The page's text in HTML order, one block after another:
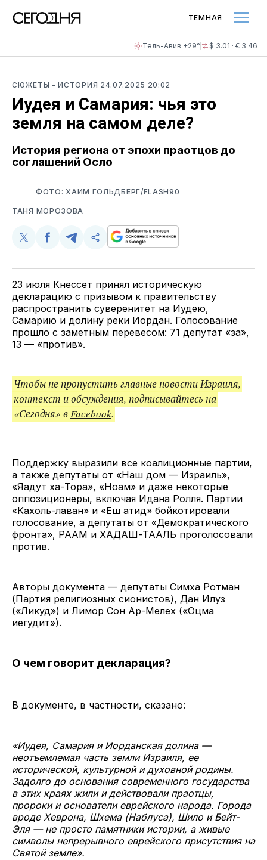
Тель-Авив +29° $ 3.01 · € 3.46
ТЕМНАЯ
СЮЖЕТЫ - ИСТОРИЯ 24.07.2025 20:02
Иудея и Самария: чья это
земля на самом деле?
История региона от эпохи праотцов до
соглашений Осло
ФОТО: ХАИМ ГОЛЬДБЕРГ/FLASH90
ТАНЯ МОРОЗОВА
Поделиться
Twitter
Поделиться
Facebook
Поделиться
Telegram
Скопируйте
поделитесь
23 июля Кнессет принял историческую
декларацию с призывом к правительству
распространить суверенитет на Иудею,
Самарию и долину реки Иордан. Голосование
прошло с заметным перевесом: 71 депутат «за»,
13 — «против».
Чтобы не пропустить главные новости Израиля,
контекст и обсуждения, подписывайтесь на
«Сегодня» вFacebook.
Поддержку выразили все коалиционные партии,
а также депутаты от «Наш дом — Израиль»,
«Яадут ха-Тора», «Ноам» и даже некоторые
оппозиционеры, включая Идана Ролля. Партии
«Кахоль-лаван» и «Еш атид» бойкотировали
голосование, а депутаты от «Демократического
фронта», РААМ и ХАДАШ-ТААЛЬ проголосовали
против.
Авторы документа — депутаты Симха Ротман
(Партия религиозных сионистов), Дан Илуз
(«Ликуд») и Лимор Сон Ар-Мелех («Оцма
иегудит»).
О чем говорит декларация?
В документе, в частности, сказано:
«Иудея, Самария и Иорданская долина —
неотъемлемая часть земли Израиля, ее
исторической, культурной и духовной родины.
Задолго до основания современного государства
в этих краях жили и действовали праотцы,
пророки и основатели еврейского народа. Города
вроде Хеврона, Шхема (Наблуса), Шило и Бейт-
Эля — не просто памятники истории, а живые
символы непрерывного еврейского присутствия на
Святой земле».